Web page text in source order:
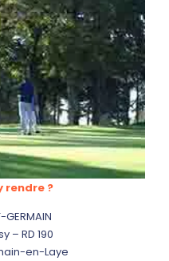
rendre ?
GERMAIN
– RD 190
en-Laye